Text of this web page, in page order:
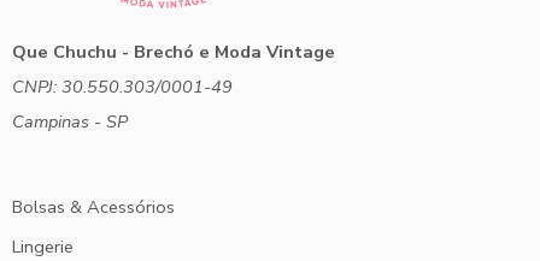
Que Chuchu - Brechó e Moda Vintage
CNPJ: 30.550.303/0001-49
Campinas - SP
Bolsas & Acessórios
Lingerie